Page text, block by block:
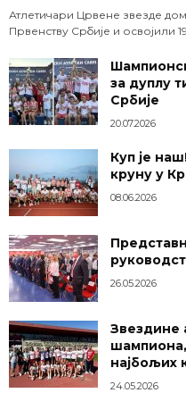
Атлетичари Црвене звезде
Првенству Србије и освојили
за дуплу
Србије
20.07.2026
Куп је
круну у
08.06.2026
26.05.2026
Звездине
најбољих
24.05.2026